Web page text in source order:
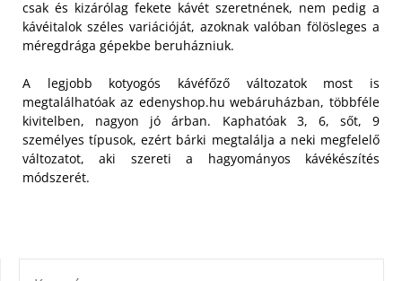
csak és kizárólag fekete kávét szeretnének, nem pedig a
kávéitalok széles variációját, azoknak valóban fölösleges a
méregdrága gépekbe beruházniuk.
A legjobb kotyogós kávéfőző változatok most is
megtalálhatóak az edenyshop.hu webáruházban, többféle
kivitelben, nagyon jó árban. Kaphatóak 3, 6, sőt, 9
személyes típusok, ezért bárki megtalálja a neki megfelelő
változatot, aki szereti a hagyományos kávékészítés
módszerét.